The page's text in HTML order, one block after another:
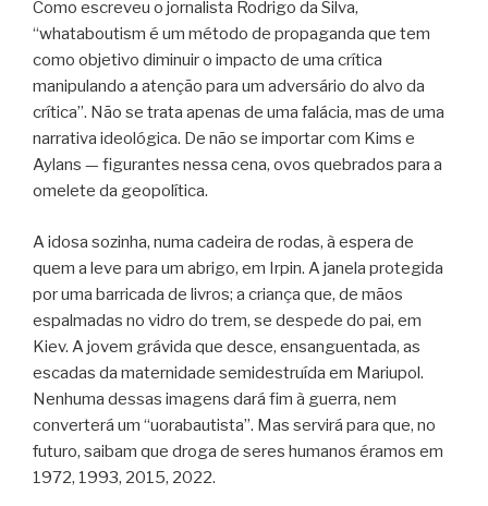
Como escreveu o jornalista Rodrigo da Silva,
“whataboutism é um método de propaganda que tem
como objetivo diminuir o impacto de uma crítica
manipulando a atenção para um adversário do alvo da
crítica”. Não se trata apenas de uma falácia, mas de uma
narrativa ideológica. De não se importar com Kims e
Aylans — figurantes nessa cena, ovos quebrados para a
omelete da geopolítica.
A idosa sozinha, numa cadeira de rodas, à espera de
quem a leve para um abrigo, em Irpin. A janela protegida
por uma barricada de livros; a criança que, de mãos
espalmadas no vidro do trem, se despede do pai, em
Kiev. A jovem grávida que desce, ensanguentada, as
escadas da maternidade semidestruída em Mariupol.
Nenhuma dessas imagens dará fim à guerra, nem
converterá um “uorabautista”. Mas servirá para que, no
futuro, saibam que droga de seres humanos éramos em
1972, 1993, 2015, 2022.